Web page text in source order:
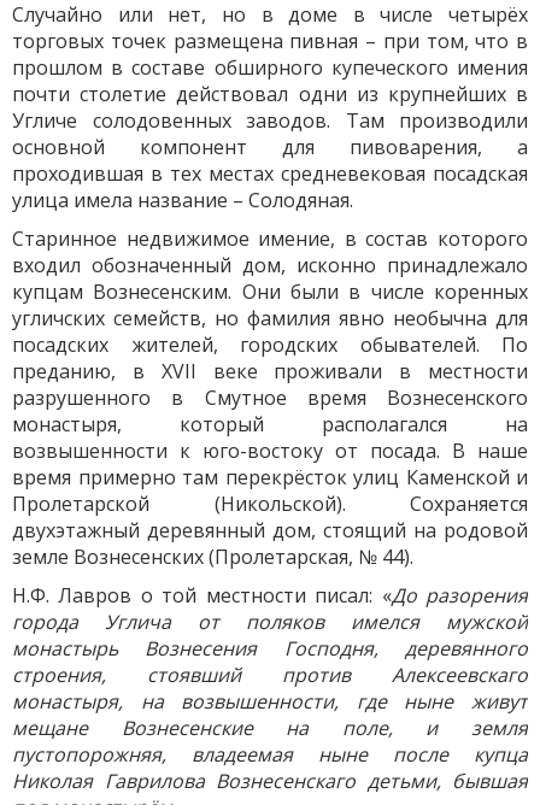
Случайно или нет, но в доме в числе четырёх
торговых точек размещена пивная – при том, что в
прошлом в составе обширного купеческого имения
почти столетие действовал одни из крупнейших в
Угличе солодовенных заводов. Там производили
основной компонент для пивоварения, а
проходившая в тех местах средневековая посадская
улица имела название – Солодяная.
Старинное недвижимое имение, в состав которого
входил обозначенный дом, исконно принадлежало
купцам Вознесенским. Они были в числе коренных
угличских семейств, но фамилия явно необычна для
посадских жителей, городских обывателей. По
преданию, в XVII веке проживали в местности
разрушенного в Смутное время Вознесенского
монастыря, который располагался на
возвышенности к юго-востоку от посада. В наше
время примерно там перекрёсток улиц Каменской и
Пролетарской (Никольской). Сохраняется
двухэтажный деревянный дом, стоящий на родовой
земле Вознесенских (Пролетарская, № 44).
Н.Ф. Лавров о той местности писал: «До разорения
города Углича от поляков имелся мужской
монастырь Вознесения Господня, деревянного
строения, стоявший против Алексеевскаго
монастыря, на возвышенности, где ныне живут
мещане Вознесенские на поле, и земля
пустопорожняя, владеемая ныне после купца
Николая Гаврилова Вознесенскаго детьми, бывшая